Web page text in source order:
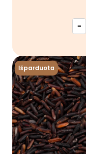
-
Išparduota